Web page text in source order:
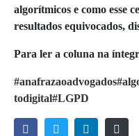
algorítmicos e como esse
resultados equivocados,
Para ler a coluna na
#anafrazaoadvogados
todigital#LGPD